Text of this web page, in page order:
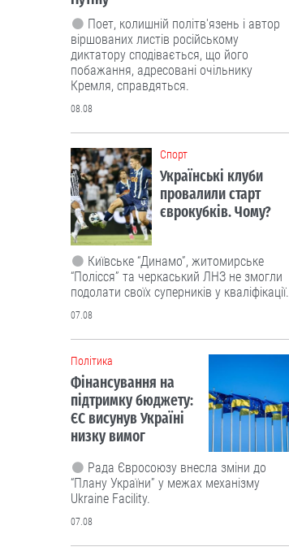
Поет, колишній політв'язень і автор
віршованих листів російському
диктатору сподівається, що його
побажання, адресовані очільнику
Кремля, справдяться.
08.08
Cпорт
Українські клуби
провалили старт
єврокубків. Чому?
Київське “Динамо”, житомирське
“Полісся” та черкаський ЛНЗ не змогли
подолати своїх суперників у кваліфікації.
07.08
Політика
Фінансування на
підтримку бюджету:
ЄС висунув Україні
низку вимог
Рада Євросоюзу внесла зміни до
“Плану України” у межах механізму
Ukraine Facility.
07.08